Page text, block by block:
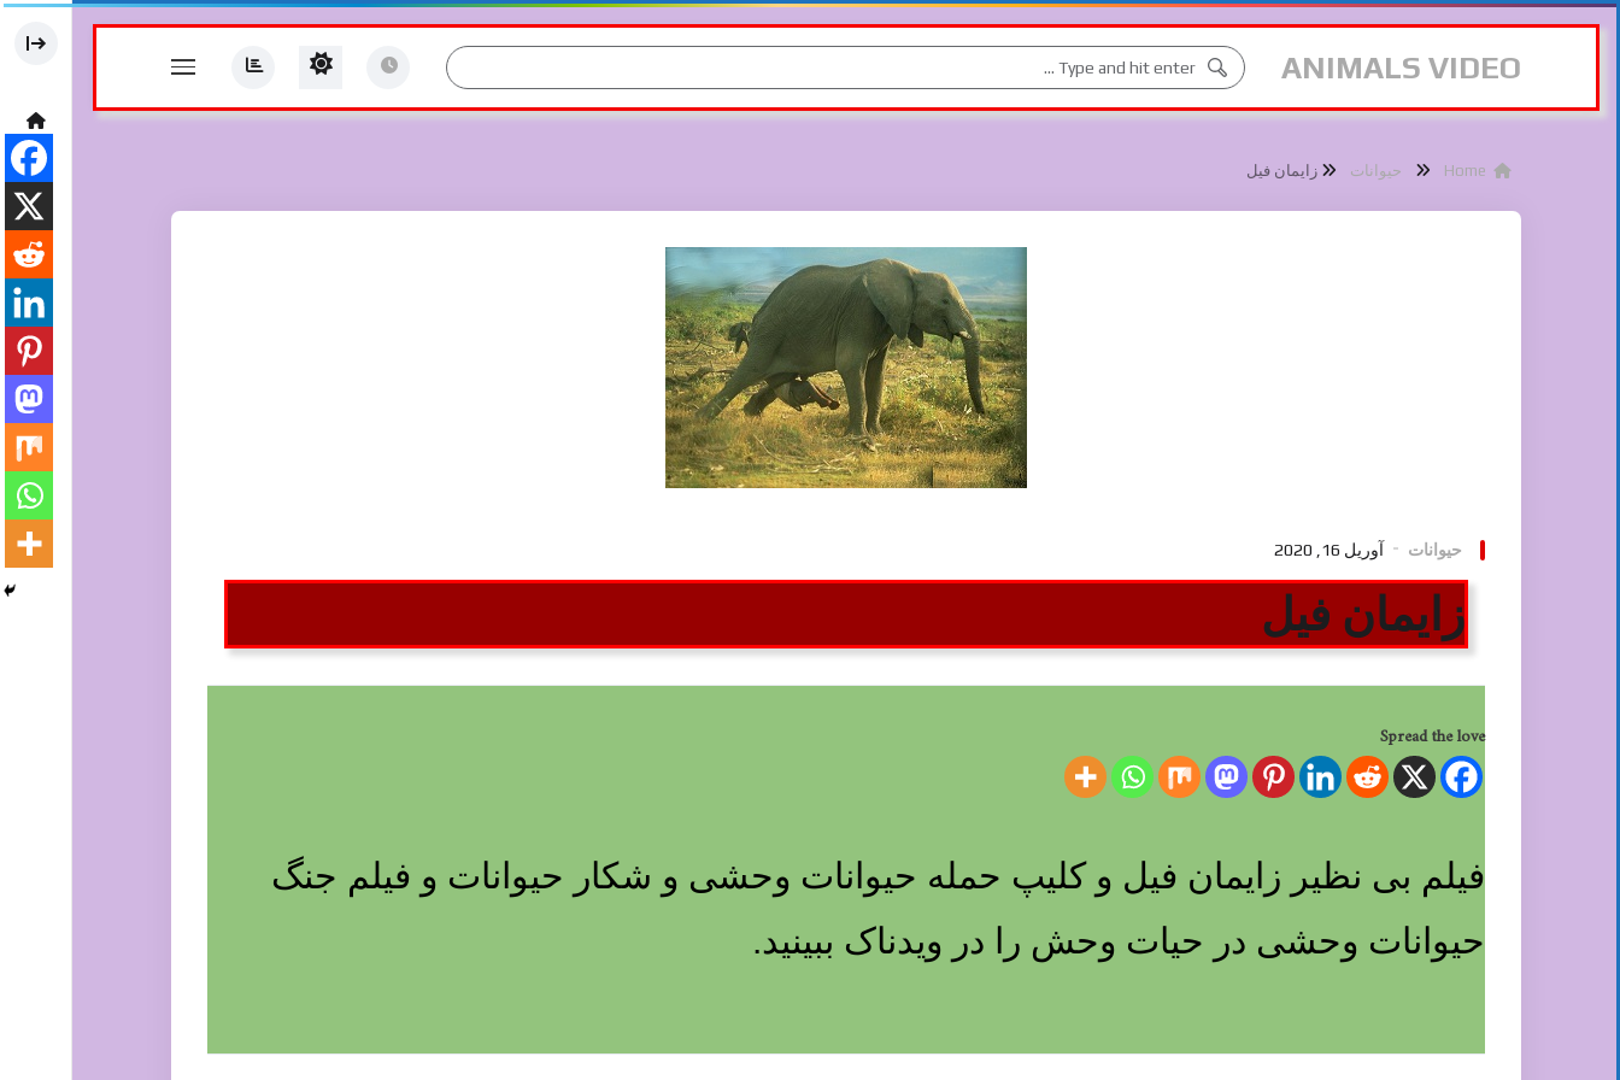
ANIMALS VIDEO
حیوانات زایمان فیل
حیوانات آوریل 16, 2020
زایمان فیل
Spread the love
فیلم بی نظیر زایمان فیل و کلیپ حمله حیوانات وحشی و شکار حیوانات و فیلم جنگ
حیوانات وحشی در حیات وحش را در ویدناک ببینید.